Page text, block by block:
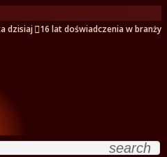
dzisiaj 16 lat doświadczenia w branży
search